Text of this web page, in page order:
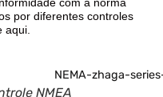
com a norma
por diferentes controles
aqui.
NMEA